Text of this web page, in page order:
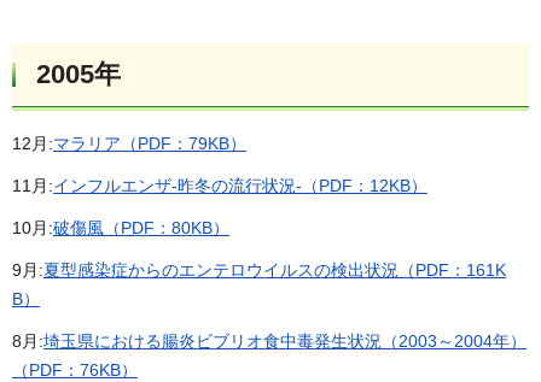
2005年
12月:マラリア（PDF：79KB）
11月:インフルエンザ-昨冬の流行状況-（PDF：12KB）
10月:破傷風（PDF：80KB）
9月:夏型感染症からのエンテロウイルスの検出状況（PDF：161K
B）
8月:埼玉県における腸炎ビブリオ食中毒発生状況（2003～2004年）
（PDF：76KB）